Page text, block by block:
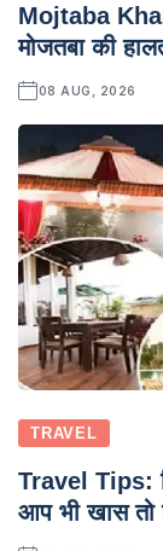
Mojtaba
मोजतबा की
08 AUG, 2026
TRAVEL
Travel Tips:
आप भी खास तो